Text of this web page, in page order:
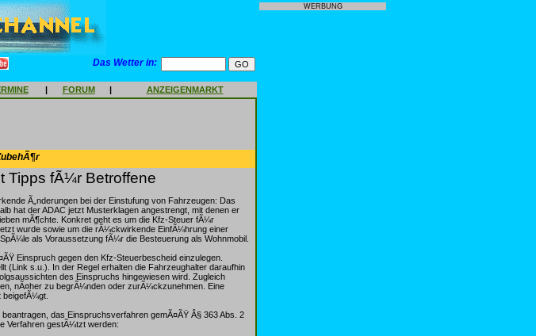
Das Wetter in:
| FORUM | ANZEIGENMARKT
Tipps fÃ¼r Betroffene
Ã„nderungen bei der Einstufung von Fahrzeugen: Das
hat der ADAC jetzt Musterklagen angestrengt, mit denen er
mÃ¶chte. Konkret geht es um die Kfz-Steuer fÃ¼r
wurde sowie um die rÃ¼ckwirkende EinfÃ¼hrung einer
als Voraussetzung fÃ¼r die Besteuerung als Wohnmobil.
Einspruch gegen den Kfz-Steuerbescheid einzulegen.
(Link s.u.). In der Regel erhalten die Fahrzeughalter daraufhin
des Einspruchs hingewiesen wird. Zugleich
nÃ¤her zu begrÃ¼nden oder zurÃ¼ckzunehmen. Eine
das Einspruchsverfahren gemÃ¤ÃŸ Â§ 363 Abs. 2
Verfahren gestÃ¼tzt werden:
WERBUNG